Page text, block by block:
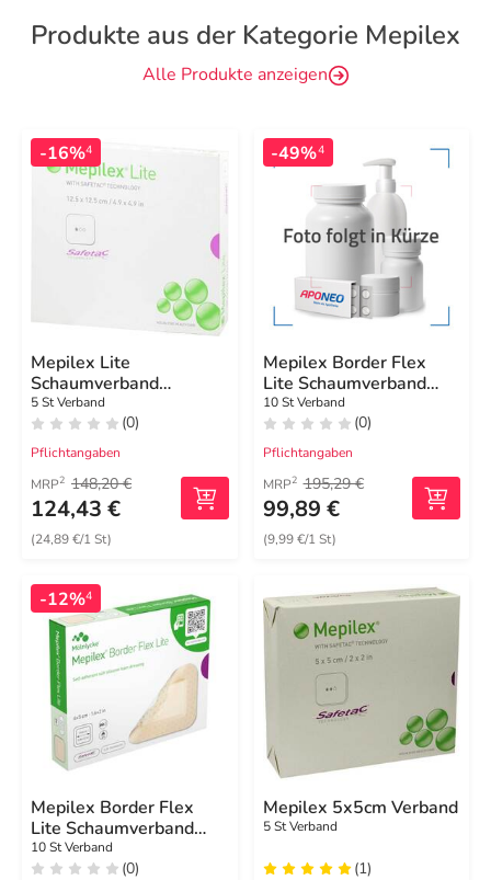
Produkte aus der Kategorie Mepilex
Alle Produkte anzeigen
-16%4
Mepilex Lite
Schaumverband
12,5x12,5cm steril
5 St Verband
(0)
Pflichtangaben
MRP2 148,20 €
124,43 €
(24,89 €/1 St)
-49%4
Mepilex Border Flex
Lite Schaumverband
10x10 cm
10 St Verband
(0)
Pflichtangaben
MRP2 195,29 €
99,89 €
(9,99 €/1 St)
-12%4
Mepilex Border Flex
Lite Schaumverband
4x5 cm
10 St Verband
(0)
Mepilex 5x5cm Verband
5 St Verband
(1)